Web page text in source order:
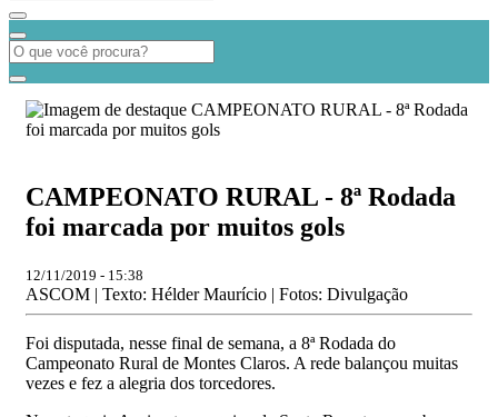
CAMPEONATO RURAL - 8ª Rodada
foi marcada por muitos gols
12/11/2019 - 15:38
ASCOM | Texto: Hélder Maurício | Fotos: Divulgação
Foi disputada, nesse final de semana, a 8ª Rodada do
Campeonato Rural de Montes Claros. A rede balançou muitas
vezes e fez a alegria dos torcedores.